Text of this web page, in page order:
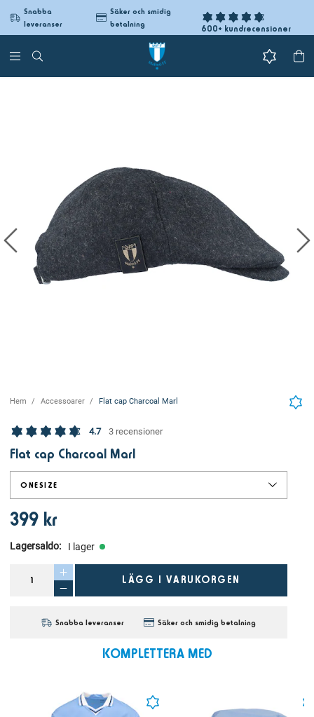
Snabba
leveranser
Säker och smidig
betalning
600+ kundrecensioner
Hem Accessoarer Flat cap Charcoal Marl
4.7 3 recensioner
Flat cap Charcoal Marl
ONESIZE
399 kr
Lagersaldo: I lager
LÄGG I VARUKORGEN
Snabba leveranser Säker och smidig betalning
KOMPLETTERA MED